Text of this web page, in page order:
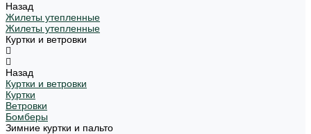
Назад
Жилеты утепленные
Жилеты утепленные
Куртки и ветровки
Назад
Куртки и ветровки
Куртки
Ветровки
Бомберы
Зимние куртки и пальто